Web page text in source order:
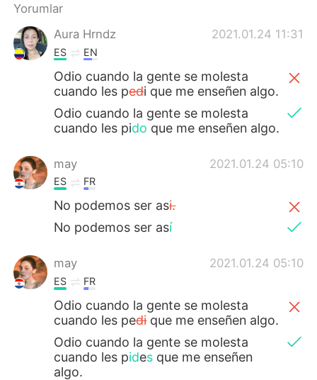
Deutsch
한국어
Indonesia
Italiano Tiếng Việt
Português
Yorumlar
Aura Hrndz
2021.01.24 11:31
ES EN
Odio cuando la gente se molesta
cuando les pedi que me enseñen algo.
Odio cuando la gente se molesta
cuando les pido que me enseñen algo.
may 2021.01.24 05:10
ES FR
No podemos ser asi.
No podemos ser así
may 2021.01.24 05:10
ES FR
Odio cuando la gente se molesta
cuando les pedique me enseñen algo.
Odio cuando la gente se molesta
cuando les pides que me enseñen
algo.